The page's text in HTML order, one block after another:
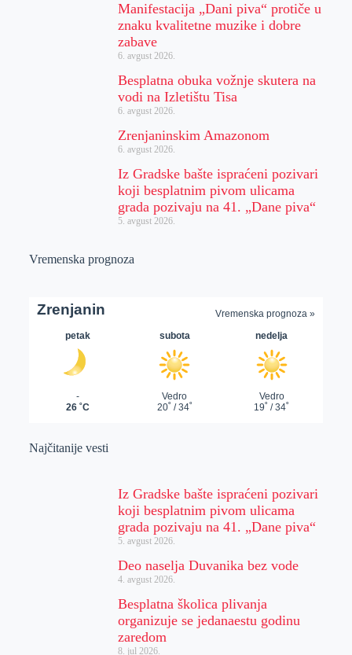
Manifestacija „Dani piva“ protiče u
znaku kvalitetne muzike i dobre
zabave
6. avgust 2026.
Besplatna obuka vožnje skutera na
vodi na Izletištu Tisa
6. avgust 2026.
Zrenjaninskim Amazonom
6. avgust 2026.
Iz Gradske bašte ispraćeni pozivari
koji besplatnim pivom ulicama
grada pozivaju na 41. „Dane piva“
5. avgust 2026.
Vremenska prognoza
Najčitanije vesti
Iz Gradske bašte ispraćeni pozivari
koji besplatnim pivom ulicama
grada pozivaju na 41. „Dane piva“
5. avgust 2026.
Deo naselja Duvanika bez vode
4. avgust 2026.
Besplatna školica plivanja
organizuje se jedanaestu godinu
zaredom
8. jul 2026.